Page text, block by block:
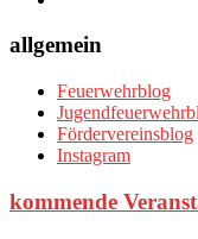
allgemein
Feuerwehrblog
Fördervereinsblog
Instagram
kommende